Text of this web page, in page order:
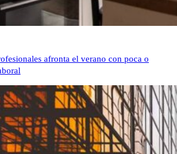
afronta el verano con poca o